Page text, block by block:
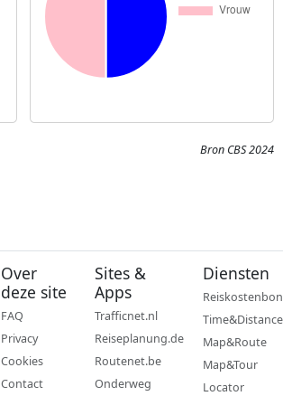
Bron CBS 2024
Over
deze site
FAQ
Privacy
Cookies
Contact
Sites &
Apps
Trafficnet.nl
Reiseplanung.de
Routenet.be
Onderweg
Diensten
Reiskostenbon
Time&Distance
Map&Route
Map&Tour
Locator